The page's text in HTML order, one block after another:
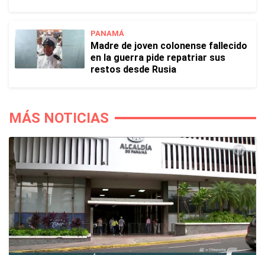
PANAMÁ
Madre de joven colonense fallecido
en la guerra pide repatriar sus
restos desde Rusia
MÁS NOTICIAS